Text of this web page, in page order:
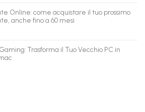
Online: come acquistare il tuo prossimo
anche fino a 60 mesi
Trasforma il Tuo Vecchio PC in